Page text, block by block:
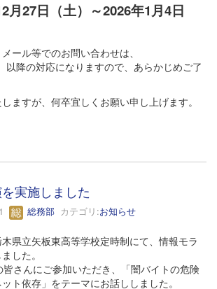
月27日（土）～2026年1月4日
ール等でのお問い合わせは、
以降の対応になりますので、あらかじめご了
ますが、何卒宜しくお願い申し上げます。
実施しました
総務部 カテゴリ:お知らせ
県立矢板東高等学校定時制にて、情報モラ
した。
さんにご参加いただき、「闇バイトの危険
ト依存」をテーマにお話ししました。